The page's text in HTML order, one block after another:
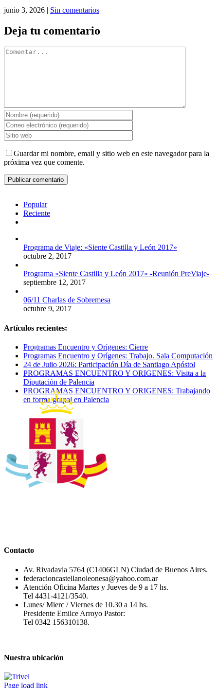
junio 3, 2026 | Sin comentarios
Deja tu comentario
Comentar
Guardar mi nombre, email y sitio web en este navegador para la
próxima vez que comente.
Popular
Reciente
Programa de Viaje: «Siente Castilla y León 2017»
octubre 2, 2017
Programa «Siente Castilla y León 2017» -Reunión PreViaje-
septiembre 12, 2017
06/11 Charlas de Sobremesa
octubre 9, 2017
Artículos recientes:
Programas Encuentro y Orígenes: Cierre
Programas Encuentro y Orígenes: Trabajo. Sala Computación
24 de Julio 2026: Participación Día de Santiago Apóstol
PROGRAMAS ENCUENTRO Y ORIGENES: Visita a la
Diputación de Palencia
PROGRAMAS ENCUENTRO Y ORIGENES: Trabajando
en forma grupal en Palencia
Contacto
Av. Rivadavia 5764 (C1406GLN) Ciudad de Buenos Aires.
federacioncastellanoleonesa@yahoo.com.ar
Atención Oficina Martes y Jueves de 9 a 17 hs.
Tel 4431-4121/3540.
Lunes/ Mierc / Viernes de 10.30 a 14 hs.
Presidente Emilce Arroyo Pastor:
Tel 0342 156310138.
Nuestra ubicación
Page load link